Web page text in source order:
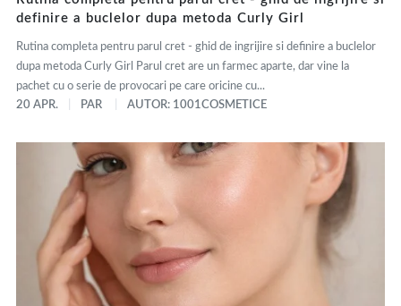
definire a buclelor dupa metoda Curly Girl
Rutina completa pentru parul cret - ghid de ingrijire si definire a buclelor
dupa metoda Curly Girl Parul cret are un farmec aparte, dar vine la
pachet cu o serie de provocari pe care oricine cu...
20 APR.
PAR AUTOR: 1001COSMETICE